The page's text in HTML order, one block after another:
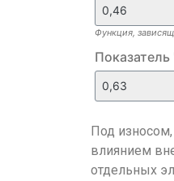
Функция,
Показатель
Под
влиянием
отдельных